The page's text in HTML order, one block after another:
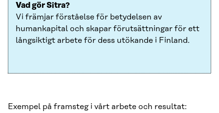
Vad gör Sitra?
Vi främjar förståelse för betydelsen av
humankapital och skapar förutsättningar för ett
långsiktigt arbete för dess utökande i Finland.
Exempel på framsteg i vårt arbete och resultat: